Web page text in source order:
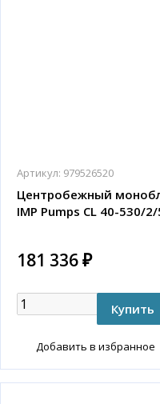
Артикул: 979526520
Центробежный
IMP Pumps CL 40-530/2/
181 336 ₽
Добавить в избранное